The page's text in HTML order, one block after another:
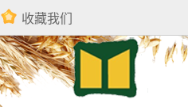
收藏我们